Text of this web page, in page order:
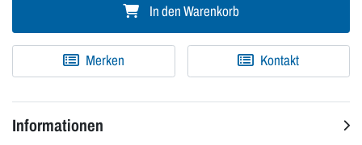
In den Warenkorb
Merken Kontakt
Informationen